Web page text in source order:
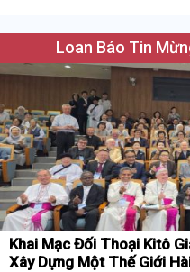
Loan Báo Tin
Khai Mạc Đối Thoại Kitô
Xây Dựng Một Thế Giới